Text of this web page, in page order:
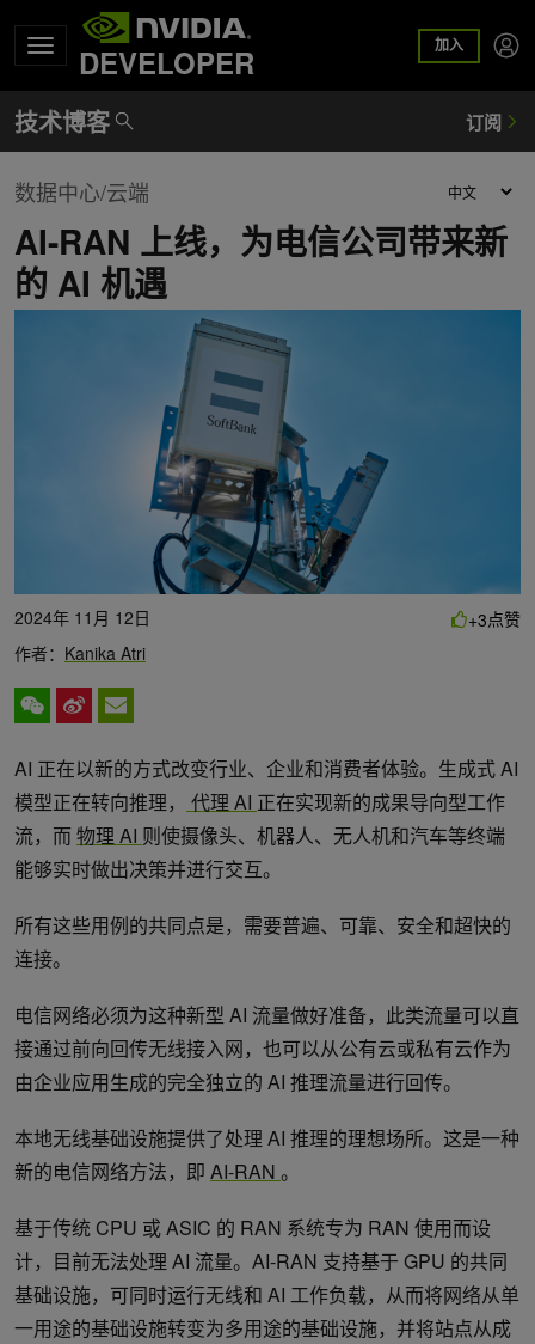
DEVELOPER 加入
数据中心/云端
AI-RAN 上线，为电信公司带来新
的 AI 机遇
2024年 11月 12日
作者： Kanika Atri
+3点赞
AI 正在以新的方式改变行业、企业和消费者体验。生成式 AI
模型正在转向推理，
代理 AI 正在实现新的成果导向型工作
流，而物理 AI 则使摄像头、机器人、无人机和汽车等终端
能够实时做出决策并进行交互。
所有这些用例的共同点是，需要普遍、可靠、安全和超快的
连接。
电信网络必须为这种新型 AI 流量做好准备，此类流量可以直
接通过前向回传无线接入网，也可以从公有云或私有云作为
由企业应用生成的完全独立的 AI 推理流量进行回传。
本地无线基础设施提供了处理 AI 推理的理想场所。这是一种
新的电信网络方法，即 AI-RAN 。
基于传统 CPU 或 ASIC 的 RAN 系统专为 RAN 使用而设
计，目前无法处理 AI 流量。AI-RAN 支持基于 GPU 的共同
基础设施，可同时运行无线和 AI 工作负载，从而将网络从单
一用途的基础设施转变为多用途的基础设施，并将站点从成